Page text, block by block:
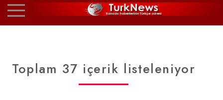
Toplam 37 içerik listeleniyor